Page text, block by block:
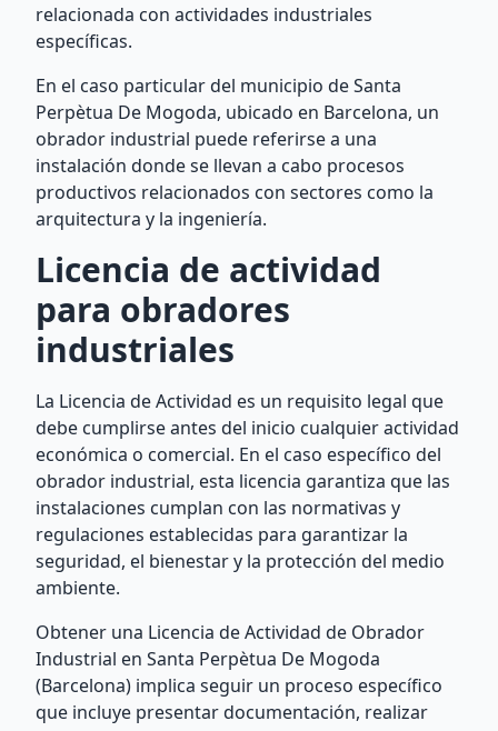
relacionada con actividades industriales
específicas.
En el caso particular del municipio de Santa
Perpètua De Mogoda, ubicado en Barcelona, un
obrador industrial puede referirse a una
instalación donde se llevan a cabo procesos
productivos relacionados con sectores como la
arquitectura y la ingeniería.
Licencia de actividad
para obradores
industriales
La Licencia de Actividad es un requisito legal que
debe cumplirse antes del inicio cualquier actividad
económica o comercial. En el caso específico del
obrador industrial, esta licencia garantiza que las
instalaciones cumplan con las normativas y
regulaciones establecidas para garantizar la
seguridad, el bienestar y la protección del medio
ambiente.
Obtener una Licencia de Actividad de Obrador
Industrial en Santa Perpètua De Mogoda
(Barcelona) implica seguir un proceso específico
que incluye presentar documentación, realizar